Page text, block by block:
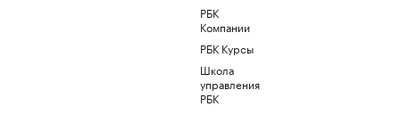
РБК
Компании
РБК Курсы
Школа
управления
РБК